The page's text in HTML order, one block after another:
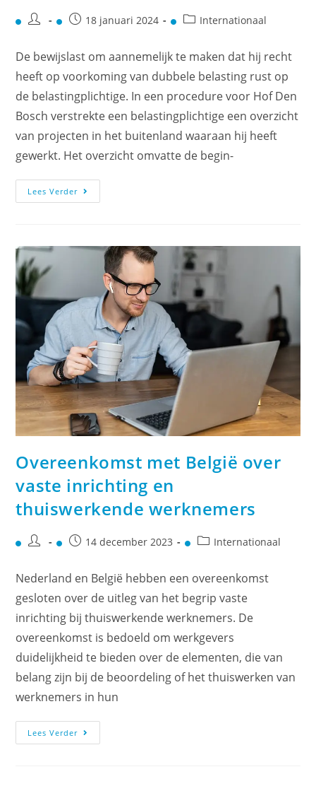
18 januari 2024 Internationaal
De bewijslast om aannemelijk te maken dat hij recht
heeft op voorkoming van dubbele belasting rust op
de belastingplichtige. In een procedure voor Hof Den
Bosch verstrekte een belastingplichtige een overzicht
van projecten in het buitenland waaraan hij heeft
gewerkt. Het overzicht omvatte de begin-
Lees Verder
Overeenkomst met België over
vaste inrichting en
thuiswerkende werknemers
14 december 2023 Internationaal
Nederland en België hebben een overeenkomst
gesloten over de uitleg van het begrip vaste
inrichting bij thuiswerkende werknemers. De
overeenkomst is bedoeld om werkgevers
duidelijkheid te bieden over de elementen, die van
belang zijn bij de beoordeling of het thuiswerken van
werknemers in hun
Lees Verder